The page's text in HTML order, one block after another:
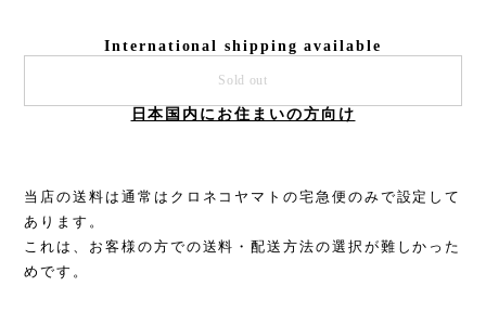
International shipping available
Sold out
日本国内にお住まいの方向け
当店の送料は通常はクロネコヤマトの宅急便のみで設定して
あります。
これは、お客様の方での送料・配送方法の選択が難しかった
めです。